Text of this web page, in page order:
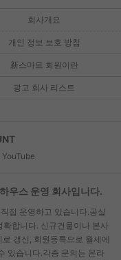
회사개요
개인 정보 보호 방침
新스마트 회원이란
광고 회사 리스트
YouTube
우스 운영 회사입니다.
접 운영하고 있습니다.공실
합니다. 신규건물이나 본사
갱신, 회원등록으로 월세에
있습니다.각종 문의는 온라